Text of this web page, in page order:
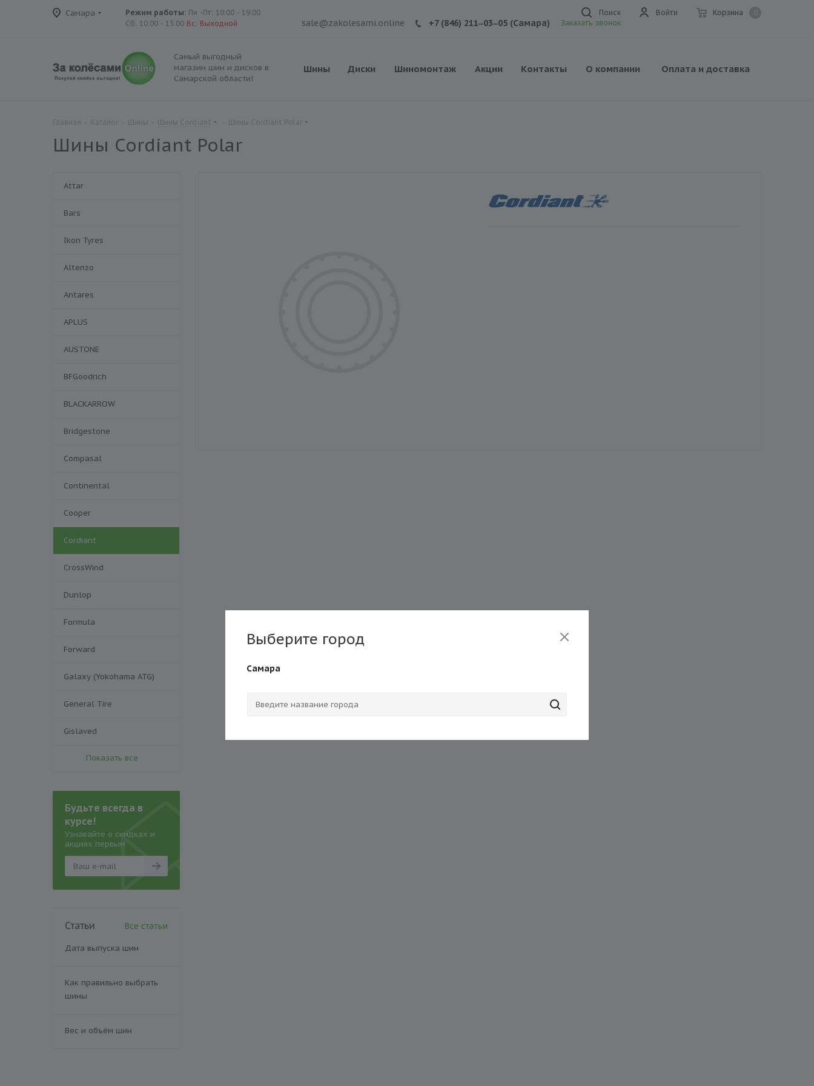
Самара Корзина
Войти
Режим работы: Пн -Пт: 10:00 - 19:00
Сб: 10:00 - 15:00 Вс: Выходной
Поиск
sale@zakolesami.online +7 (846) 211‒03‒05 (Самара) Заказать звонок
Самый выгодный
магазин шин и дисков в
Самарской области!
Шины Диски Шиномонтаж Акции Контакты О компании Оплата и доставка
Шины Cordiant Polar
Attar
Bars
Ikon Tyres
Altenzo
Antares
APLUS
AUSTONE
BFGoodrich
BLACKARROW
Bridgestone
Compasal
Continental
Cooper
Cordiant
CrossWind
Dunlop
Formula
Forward
Galaxy (Yokohama ATG)
General Tire
Gislaved
Показать все
Будьте всегда в
курсе!
Узнавайте о скидках и
акциях первым
Статьи Все статьи
Дата выпуска шин
Как правильно выбрать
шины
Вес и объём шин
Выберите город
Самара